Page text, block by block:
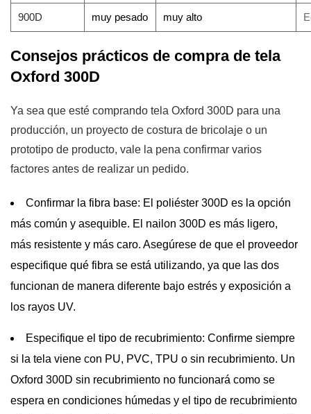
900D muy pesado muy alto
Consejos prácticos de compra de tela
Oxford 300D
Ya sea que esté comprando tela Oxford 300D para una
producción, un proyecto de costura de bricolaje o un
prototipo de producto, vale la pena confirmar varios
factores antes de realizar un pedido.
Confirmar la fibra base: El poliéster 300D es la opción
más común y asequible. El nailon 300D es más ligero,
más resistente y más caro. Asegúrese de que el proveedor
especifique qué fibra se está utilizando, ya que las dos
funcionan de manera diferente bajo estrés y exposición a
los rayos UV.
Especifique el tipo de recubrimiento: Confirme siempre
si la tela viene con PU, PVC, TPU o sin recubrimiento. Un
Oxford 300D sin recubrimiento no funcionará como se
espera en condiciones húmedas y el tipo de recubrimiento